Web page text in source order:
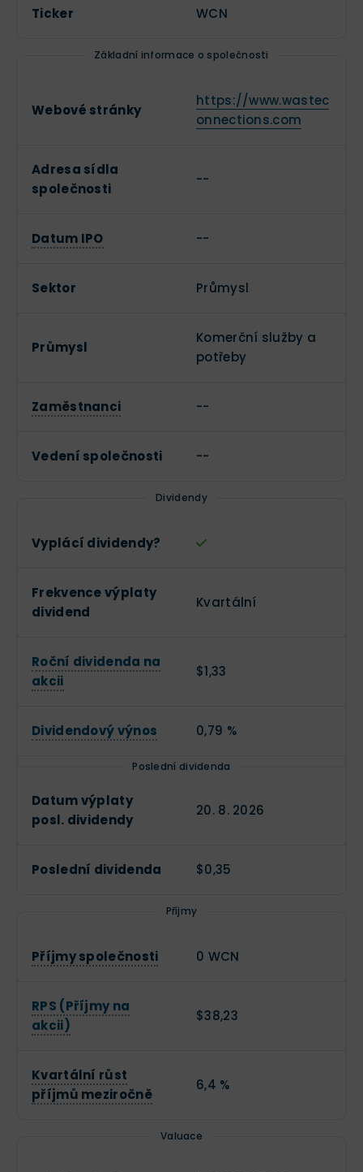
Ticker WCN
Základní informace o společnosti
Webové stránky
https://www.wastec
onnections.com
Adresa sídla
společnosti
--
Datum IPO --
Sektor Průmysl
Průmysl
Komerční služby a
potřeby
Zaměstnanci --
Vedení společnosti --
Dividendy
Vyplácí dividendy?
Frekvence výplaty
dividend
Kvartální
Roční dividenda na
akcii
$1,33
Dividendový výnos 0,79 %
Poslední dividenda
Datum výplaty
posl. dividendy
20. 8. 2026
Poslední dividenda $0,35
Příjmy
Příjmy společnosti 0 WCN
RPS (Příjmy na
akcii)
$38,23
Kvartální růst
příjmů meziročně
6,4 %
Valuace